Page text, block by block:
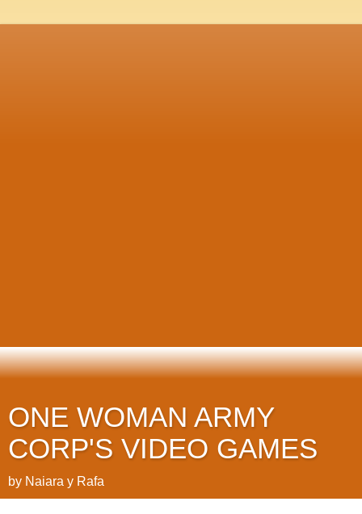
ONE WOMAN ARMY
CORP'S VIDEO GAMES
by Naiara y Rafa